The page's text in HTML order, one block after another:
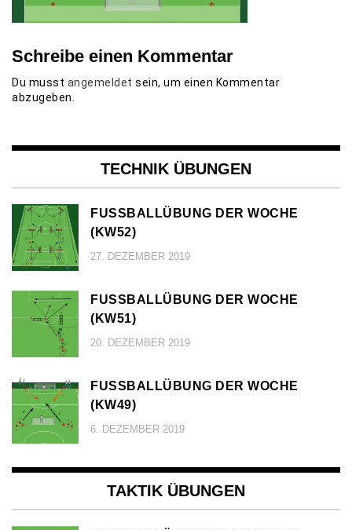
Schreibe einen Kommentar
Du musst angemeldet sein, um einen Kommentar
abzugeben.
TECHNIK ÜBUNGEN
FUSSBALLÜBUNG DER WOCHE (
KW52)
27. DEZEMBER 2019
FUSSBALLÜBUNG DER WOCHE (
KW51)
20. DEZEMBER 2019
FUSSBALLÜBUNG DER WOCHE (
KW49)
6. DEZEMBER 2019
TAKTIK ÜBUNGEN